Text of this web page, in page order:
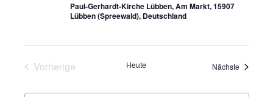
Paul-Gerhardt-Kirche Lübben, Am Markt, 15907
Lübben (Spreewald), Deutschland
VorherigeVeranstaltungen
Heute Nächste